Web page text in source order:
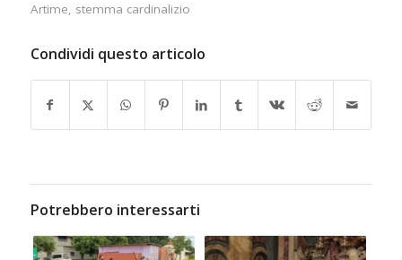
Artime, stemma cardinalizio
Condividi questo articolo
Potrebbero interessarti